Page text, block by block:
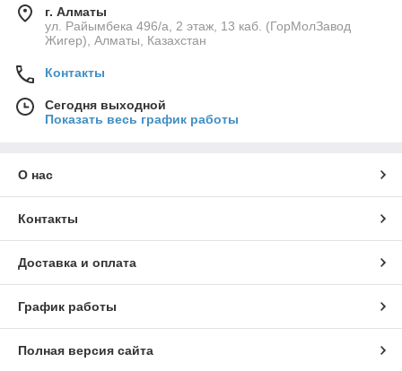
г. Алматы
ул. Райымбека 496/а, 2 этаж, 13 каб. (ГорМолЗавод
Жигер), Алматы, Казахстан
Контакты
Сегодня выходной
Показать весь график работы
О нас
Контакты
Доставка и оплата
График работы
Полная версия сайта